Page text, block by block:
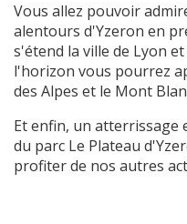
Vous allez pouvoir
alentours d'Yzeron en
s'étend la ville de Lyon
l'horizon vous pourrez
des Alpes et le Mont
Et enfin, un atterrissage
du parc Le Plateau
profiter de nos autres